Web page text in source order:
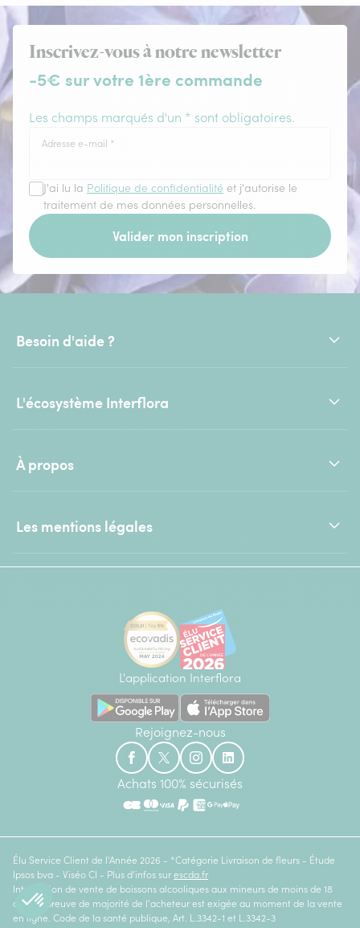
Inscrivez-vous à notre newsletter
-5€ sur votre 1ère commande
Les champs marqués d'un * sont obligatoires.
Adresse e-mail *
J'ai lu la Politique de confidentialité et j'autorise le
traitement de mes données personnelles.
Valider mon inscription
Besoin d'aide ?
L'écosystème Interflora
À propos
Les mentions légales
L'application Interflora
Rejoignez-nous
Achats 100% sécurisés
Élu Service Client de l'Année 2026 - *Catégorie Livraison de fleurs - Étude
Ipsos bva - Viséo CI - Plus d'infos sur escda.fr
Interdiction de vente de boissons alcooliques aux mineurs de moins de 18
ans. La preuve de majorité de l'acheteur est exigée au moment de la vente
en ligne. Code de la santé publique, Art. L.3342-1 et L.3342-3